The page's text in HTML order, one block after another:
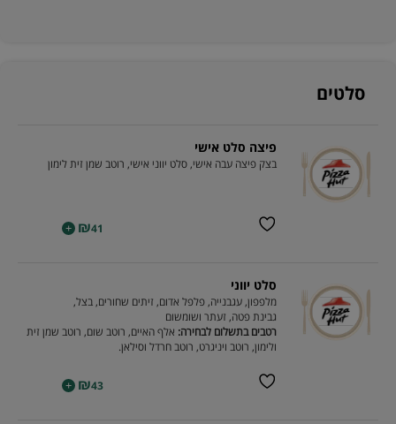
סלטים
פיצה סלט אישי
בצק פיצה עבה אישי, סלט יווני אישי, רוטב שמן זית לימון
₪41
+
סלט יווני
מלפפון, עגבנייה, פלפל אדום, זיתים שחורים, בצל,
גבינת פטה, זעתר ושומשום
רטבים בתשלום לבחירה: אלף האיים, רוטב שום, רוטב שמן זית
ולימון, רוטב ויניגרט, רוטב חרדל וסילאן.
₪43
+